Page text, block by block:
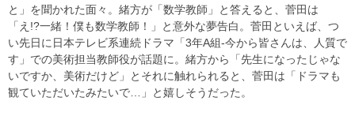
と」を聞かれた面々。緒方が「数学教師」と答えると、菅田は
「え!?一緒！僕も数学教師！」と意外な夢告白。菅田といえば、つ
い先日に日本テレビ系連続ドラマ「3年A組-今から皆さんは、人質で
す」での美術担当教師役が話題に。緒方から「先生になったじゃな
いですか、美術だけど」とそれに触れられると、菅田は「ドラマも
観ていただいたみたいで…」と嬉しそうだった。